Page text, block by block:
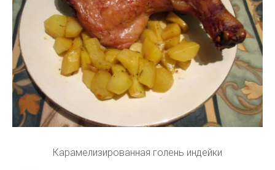
Карамелизированная голень индейки